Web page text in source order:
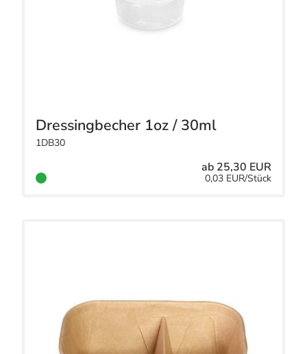
Dressingbecher 1oz / 30ml
1DB30
ab 25,30 EUR
0,03 EUR/Stück